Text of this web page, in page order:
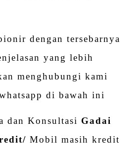
dengan tersebarnya
yang lebih
menghubungi kami
di bawah ini
dan Konsultasi Gadai
Mobil masih kredit